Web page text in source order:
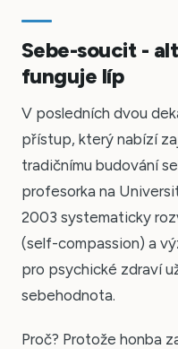
Sebe-soucit -
funguje líp
V posledních dvou
přístup, který nabízí
tradičnímu budování
profesorka na
2003 systematicky
(self-compassion) a
pro psychické zdraví
sebehodnota.
Proč? Protože honba